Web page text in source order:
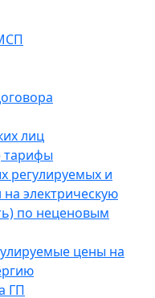
лиц
тарифы
регулируемых и
электрическую
по неценовым
цены на
ГП